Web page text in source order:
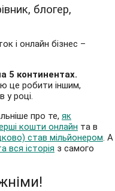
блогер,
і онлайн бізнес –
5 континентах.
це робити іншим,
у році.
про те, як
кошти онлайн та в
став мільйонером. А
вся історія з самого